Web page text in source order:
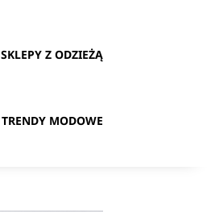
SKLEPY Z ODZIEŻĄ
TRENDY MODOWE